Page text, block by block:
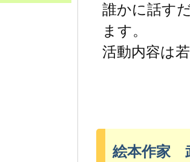
誰かに話す
ます。
活動内容は
絵本作家